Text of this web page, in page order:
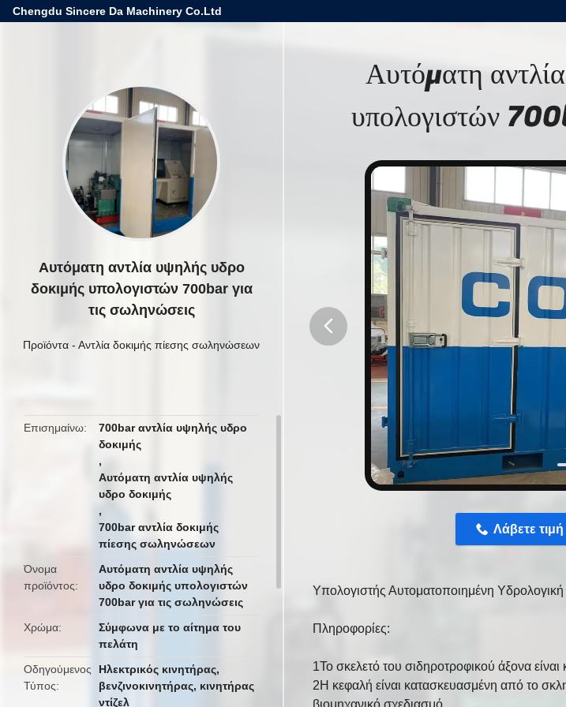
Chengdu Sincere Da Machinery Co.Ltd
Αυτόματη αντλία υψηλής υδρο
δοκιμής υπολογιστών 700bar για
τις σωληνώσεις
Προϊόντα - Αντλία δοκιμής πίεσης σωληνώσεων
Επισημαίνω
700bar αντλία υψηλής υδρο
δοκιμής
,
Αυτόματη αντλία υψηλής
υδρο δοκιμής
,
700bar αντλία δοκιμής
πίεσης σωληνώσεων
Όνομα
προϊόντος
Αυτόματη αντλία υψηλής
υδρο δοκιμής υπολογιστών
700bar για τις σωληνώσεις
Χρώμα
Σύμφωνα με το αίτημα του
πελάτη
Οδηγούμενος
Τύπος
Ηλεκτρικός κινητήρας,
βενζινοκινητήρας, κινητήρας
ντίζελ
Αυτόματη
υπολογιστών
Λάβετε τιμή
Υπολογιστής Αυτοματοποιημένη
Πληροφορίες:
1Το σκελετό του σιδηροτροφικού άξονα
2Η κεφαλή είναι κατασκευασμένη από το